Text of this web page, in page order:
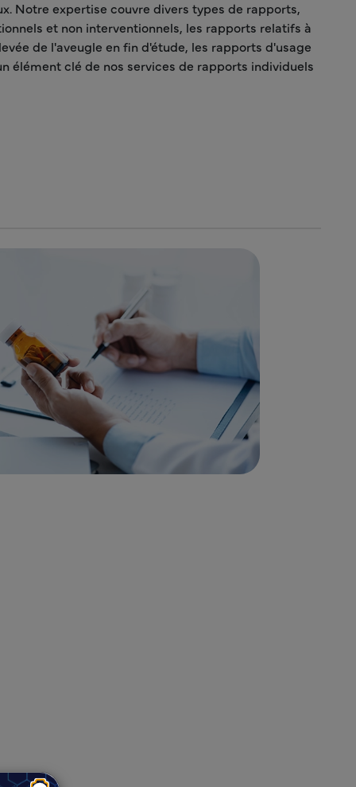
Notre expertise couvre divers types de rapports,
et non interventionnels, les rapports relatifs à
de l'aveugle en fin d'étude, les rapports d'usage
élément clé de nos services de rapports individuels